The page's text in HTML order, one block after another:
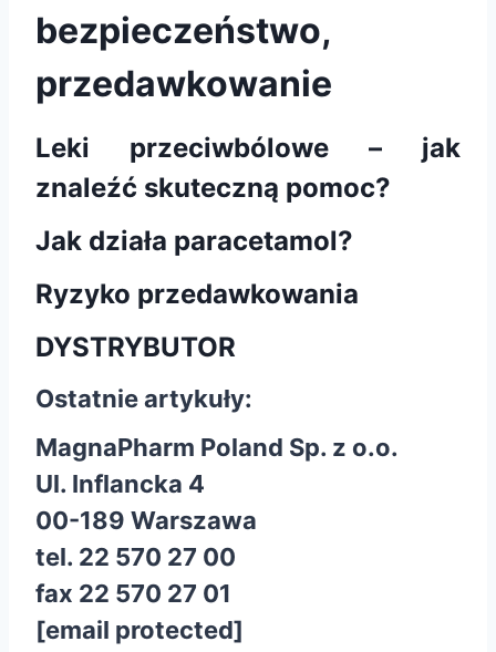
bezpieczeństwo,
przedawkowanie
Leki przeciwbólowe – jak
znaleźć skuteczną pomoc?
Jak działa paracetamol?
Ryzyko przedawkowania
DYSTRYBUTOR
Ostatnie artykuły:
MagnaPharm Poland Sp. z o.o.
Ul. Inflancka 4
00-189 Warszawa
tel. 22 570 27 00
fax 22 570 27 01
[email protected]